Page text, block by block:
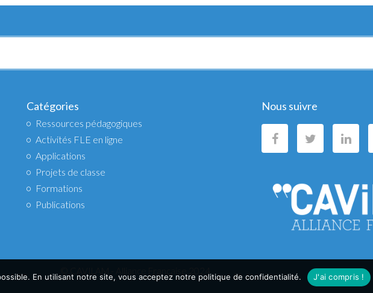
Catégories
Ressources pédagogiques
Activités FLE en ligne
Applications
Projets de classe
Formations
Publications
Nous suivre
En utilisant notre site, vous acceptez notre politique de confidentialité. J'ai compris !